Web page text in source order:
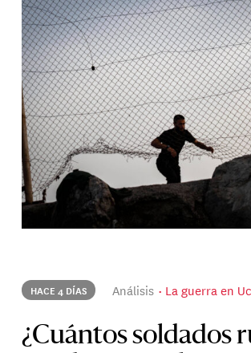
HACE 4 DÍAS Análisis La guerra en
¿Cuántos soldados